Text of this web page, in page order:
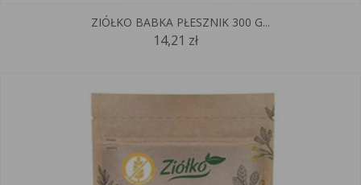
ZIÓŁKO BABKA PŁESZNIK 300 G...
14,21 zł